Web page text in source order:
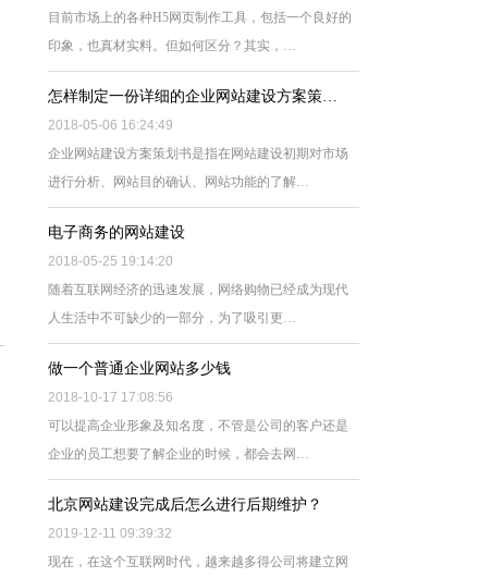
目前市场上的各种H5网页制作工具，包括一个良好的
印象，也真材实料。但如何区分？其实，…
怎样制定一份详细的企业网站建设方案策…
2018-05-06 16:24:49
企业网站建设方案策划书是指在网站建设初期对市场
进行分析、网站目的确认、网站功能的了解…
电子商务的网站建设
2018-05-25 19:14:20
随着互联网经济的迅速发展，网络购物已经成为现代
人生活中不可缺少的一部分，为了吸引更…
做一个普通企业网站多少钱
2018-10-17 17:08:56
可以提高企业形象及知名度，不管是公司的客户还是
企业的员工想要了解企业的时候，都会去网…
北京网站建设完成后怎么进行后期维护？
2019-12-11 09:39:32
现在，在这个互联网时代，越来越多得公司将建立网